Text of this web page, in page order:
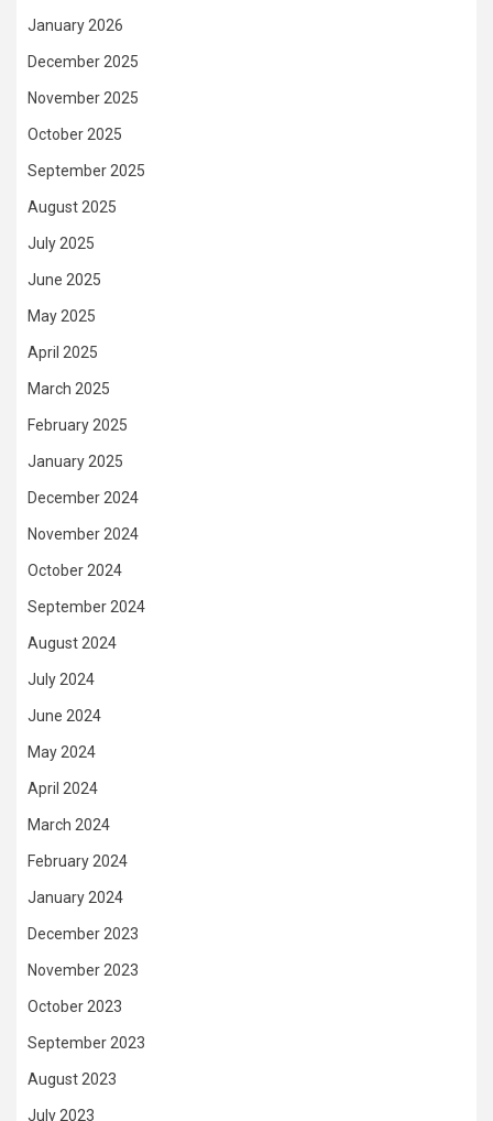
January 2026
December 2025
November 2025
October 2025
September 2025
August 2025
July 2025
June 2025
May 2025
April 2025
March 2025
February 2025
January 2025
December 2024
November 2024
October 2024
September 2024
August 2024
July 2024
June 2024
May 2024
April 2024
March 2024
February 2024
January 2024
December 2023
November 2023
October 2023
September 2023
August 2023
July 2023